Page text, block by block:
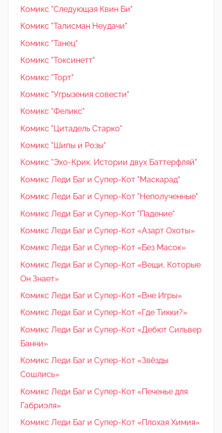
Комикс "Следующая Квин Би"
Комикс "Талисман Неудачи"
Комикс "Танец"
Комикс "Токсинетт"
Комикс "Торт"
Комикс "Угрызения совести"
Комикс "Феликс"
Комикс "Цитадель Старко"
Комикс "Шипы и Розы"
Комикс "Эхо-Крик. Истории двух Баттерфляй"
Комикс Леди Баг и Супер-Кот "Маскарад"
Комикс Леди Баг и Супер-Кот "Неполученные"
Комикс Леди Баг и Супер-Кот "Падение"
Комикс Леди Баг и Супер-Кот «Азарт Охоты»
Комикс Леди Баг и Супер-Кот «Без Масок»
Комикс Леди Баг и Супер-Кот «Вещи, Которые
Он Знает»
Комикс Леди Баг и Супер-Кот «Вне Игры»
Комикс Леди Баг и Супер-Кот «Где Тикки?»
Комикс Леди Баг и Супер-Кот «Дебют Сильвер
Банни»
Комикс Леди Баг и Супер-Кот «Звёзды
Сошлись»
Комикс Леди Баг и Супер-Кот «Печенье для
Габриэля»
Комикс Леди Баг и Супер-Кот «Плохая Химия»